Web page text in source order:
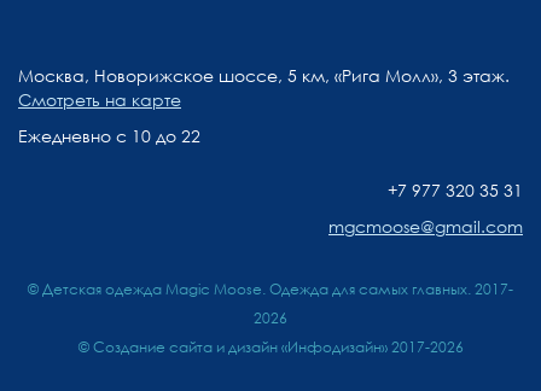
Москва, Новорижское шоссе, 5 км, «Рига Молл», 3 этаж.
Смотреть на карте
Ежедневно с 10 до 22
+7 977 320 35 31
mgcmoose@gmail.com
© Детская одежда Magic Moose. Одежда для самых главных. 2017-
2026
© Создание сайта и дизайн «Инфодизайн»2017-2026